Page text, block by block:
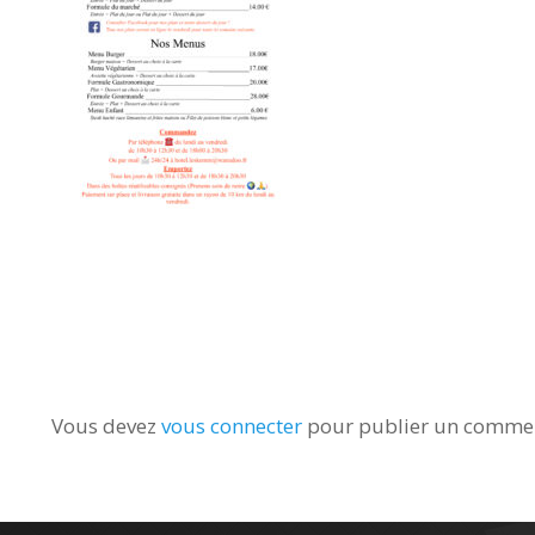
Vous devez vous connecterpour publier un